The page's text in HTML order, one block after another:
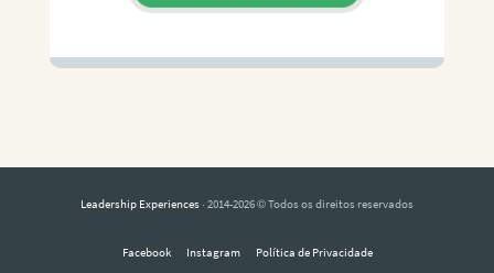
Leadership Experiences · 2014-2026 © Todos os direitos reservados
Facebook Instagram Política de Privacidade